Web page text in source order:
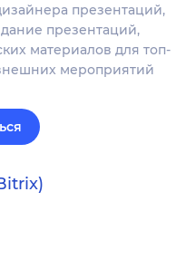
презентаций,
презентаций,
материалов для топ-
мероприятий